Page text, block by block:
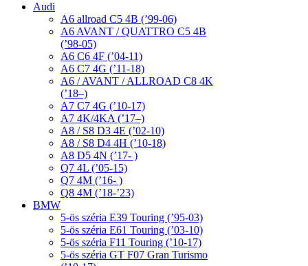
Audi
A6 allroad C5 4B (’99-06)
A6 AVANT / QUATTRO C5 4B
(’98-05)
A6 C6 4F (’04-11)
A6 C7 4G (’11-18)
A6 / AVANT / ALLROAD C8 4K
(’18–)
A7 C7 4G (’10-17)
A7 4K/4KA (’17–)
A8 / S8 D3 4E (’02-10)
A8 / S8 D4 4H (’10-18)
A8 D5 4N (’17- )
Q7 4L (’05-15)
Q7 4M (’16- )
Q8 4M (’18-’23)
BMW
5-ös széria E39 Touring (’95-03)
5-ös széria E61 Touring (’03-10)
5-ös széria F11 Touring (’10-17)
5-ös széria GT F07 Gran Turismo